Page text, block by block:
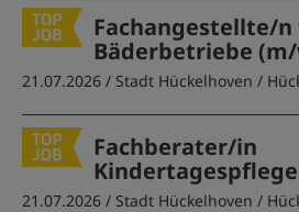
Fachangestellte/
Bäderbetriebe
21.07.2026 / Stadt Hückelhoven /
Fachberater/in
21.07.2026 / Stadt Hückelhoven /